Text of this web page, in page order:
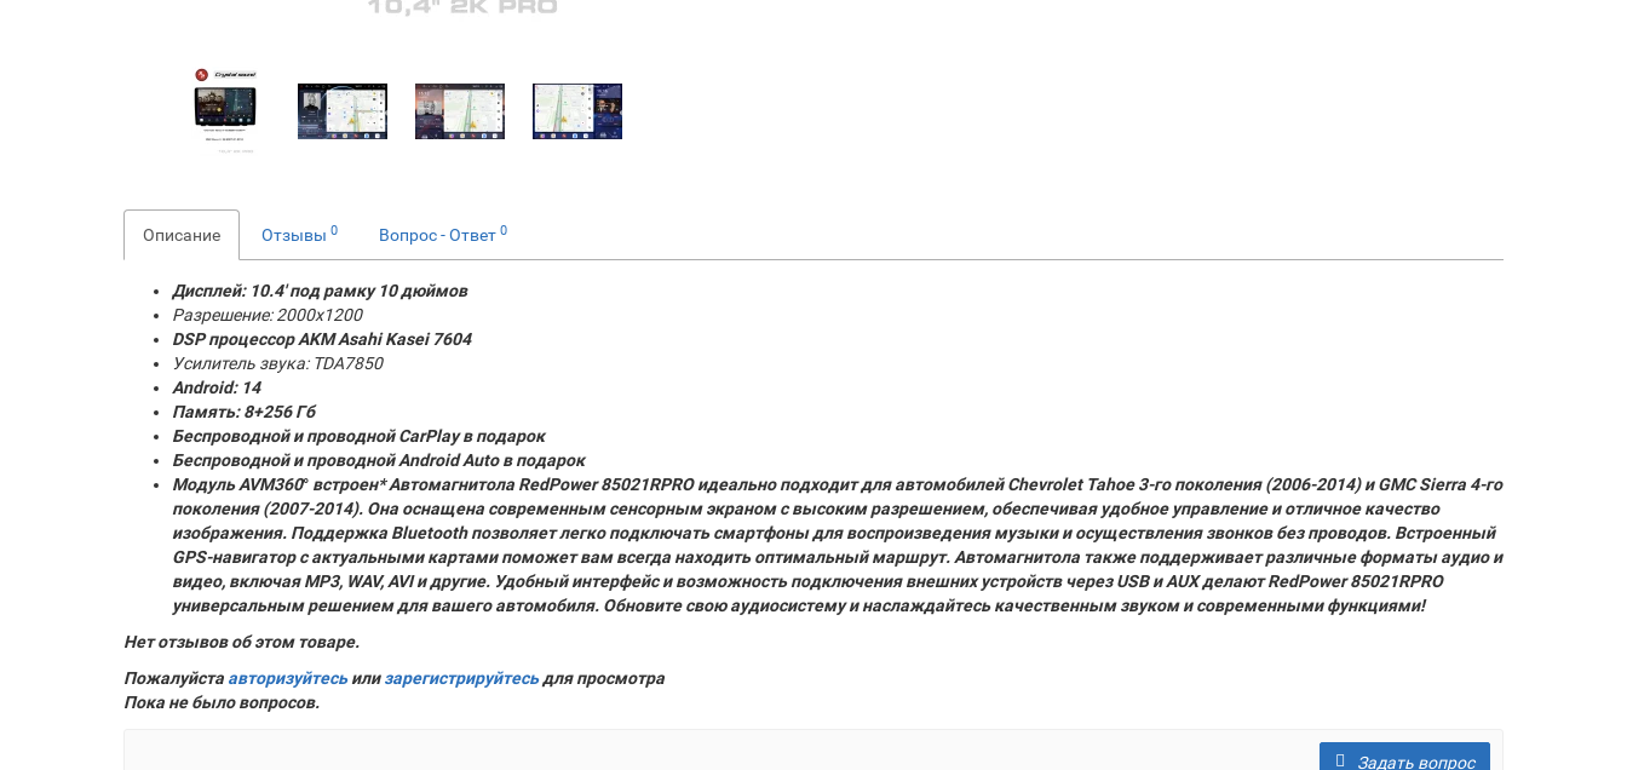
Описание Отзывы 0 Вопрос - Ответ 0
Дисплей: 10.4' под рамку 10 дюймов
Разрешение: 2000x1200
DSP процессор AKM Asahi Kasei 7604
Усилитель звука: TDA7850
Android: 14
Память:8+256 Гб
Беспроводной и проводной CarPlay в подарок
Беспроводной и проводной Android Auto в подарок
Модуль AVM360° встроен* Автомагнитола RedPower 85021RPRO идеально подходит для автомобилей Chevrolet Tahoe 3-го поколения (2006-2014) и GMC Sierra 4-го
поколения (2007-2014). Она оснащена современным сенсорным экраном с высоким разрешением, обеспечивая удобное управление и отличное качество
изображения. Поддержка Bluetooth позволяет легко подключать смартфоны для воспроизведения музыки и осуществления звонков без проводов. Встроенный
GPS-навигатор с актуальными картами поможет вам всегда находить оптимальный маршрут. Автомагнитола также поддерживает различные форматы аудио и
видео, включая MP3, WAV, AVI и другие. Удобный интерфейс и возможность подключения внешних устройств через USB и AUX делают RedPower 85021RPRO
универсальным решением для вашего автомобиля. Обновите свою аудиосистему и наслаждайтесь качественным звуком и современными функциями!
Нет отзывов об этом товаре.
Пожалуйста авторизуйтесьилизарегистрируйтесьдля просмотра
Пока не было вопросов.
Задать вопрос